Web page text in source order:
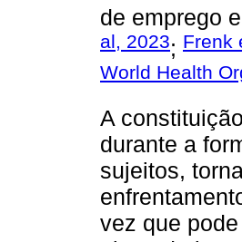
de emprego
al, 2023; Frenk
World Health
A
durante a
sujeitos,
vez que